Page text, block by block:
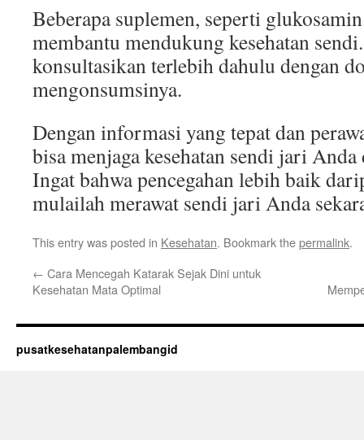
Beberapa suplemen, seperti
membantu mendukung kesehatan
konsultasikan terlebih dahulu dengan
mengonsumsinya.
Dengan informasi yang tepat dan
bisa menjaga kesehatan sendi jari
Ingat bahwa pencegahan lebih baik
mulailah merawat sendi jari Anda
This entry was posted in Kesehatan. Bookmark thepermalink.
← Cara Mencegah Katarak Sejak Dini untuk
Kesehatan Mata Optimal
pusatkesehatanpalembangid